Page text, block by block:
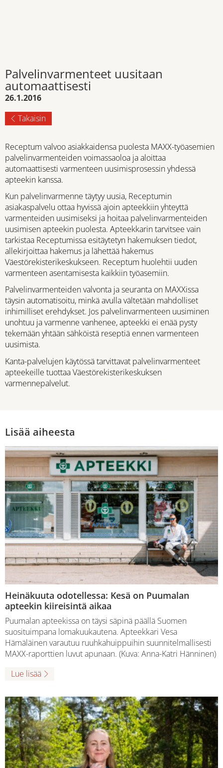
Palvelinvarmenteet uusitaan
automaattisesti
26.1.2016
Takaisin
Receptum valvoo asiakkaidensa puolesta MAXX-työasemien
palvelinvarmenteiden voimassaoloa ja aloittaa
automaattisesti varmenteen uusimisprosessin yhdessä
apteekin kanssa.
Kun palvelinvarmenne täytyy uusia, Receptumin
asiakaspalvelu ottaa hyvissä ajoin apteekkiin yhteyttä
varmenteiden uusimiseksi ja hoitaa palvelinvarmenteiden
uusimisen apteekin puolesta. Apteekkarin tarvitsee vain
tarkistaa Receptumissa esitäytetyn hakemuksen tiedot,
allekirjoittaa hakemus ja lähettää hakemus
Väestörekisterikeskukseen. Receptum huolehtii uuden
varmenteen asentamisesta kaikkiin työasemiin.
Palvelinvarmenteiden valvonta ja seuranta on MAXXissa
täysin automatisoitu, minkä avulla vältetään mahdolliset
inhimilliset erehdykset. Jos palvelinvarmenteen uusiminen
unohtuu ja varmenne vanhenee, apteekki ei enää pysty
tekemään yhtään sähköistä reseptiä ennen varmenteen
uusimista.
Kanta-palvelujen käytössä tarvittavat palvelinvarmenteet
apteekeille tuottaa Väestörekisterikeskuksen
varmennepalvelut.
Lisää aiheesta
Heinäkuuta odotellessa: Kesä on Puumalan
apteekin kiireisintä aikaa
Puumalan apteekissa on täysi säpinä päällä Suomen
suosituimpana lomakuukautena. Apteekkari Vesa
Hämäläinen varautuu ruuhkahuippuihin suunnitelmallisesti
MAXX-raporttien luvut apunaan. (Kuva: Anna-Katri Hänninen)
Lue lisää